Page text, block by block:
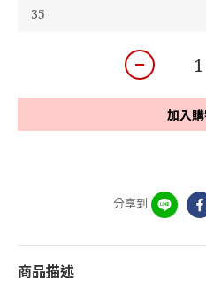
加入
分享到
商品描述